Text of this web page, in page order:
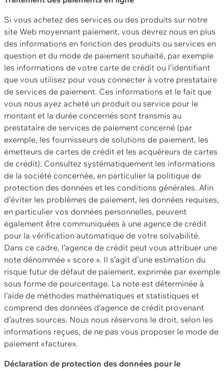
Si vous achetez des services ou des produits sur notre
site Web moyennant paiement, vous devrez nous en plus
des informations en fonction des produits ou services en
question et du mode de paiement souhaité, par exemple
les informations de votre carte de crédit ou l’identifiant
que vous utilisez pour vous connecter à votre prestataire
de services de paiement. Ces informations et le fait que
vous nous ayez acheté un produit ou service pour le
montant et la durée concernés sont transmis au
prestataire de services de paiement concerné (par
exemple, les fournisseurs de solutions de paiement, les
émetteurs de cartes de crédit et les acquéreurs de cartes
de crédit). Consultez systématiquement les informations
de la société concernée, en particulier la politique de
protection des données et les conditions générales. Afin
d’éviter les problèmes de paiement, les données requises,
en particulier vos données personnelles, peuvent
également être communiquées à une agence de crédit
pour la vérification automatique de votre solvabilité.
Dans ce cadre, l’agence de crédit peut vous attribuer une
note dénommée « score ». Il s’agit d’une estimation du
risque futur de défaut de paiement, exprimée par exemple
sous forme de pourcentage. La note est déterminée à
l’aide de méthodes mathématiques et statistiques et
comprend des données d’agence de crédit provenant
d’autres sources. Nous nous réservons le droit, selon les
informations reçues, de ne pas vous proposer le mode de
paiement «facture».
Déclaration de protection des données pour le